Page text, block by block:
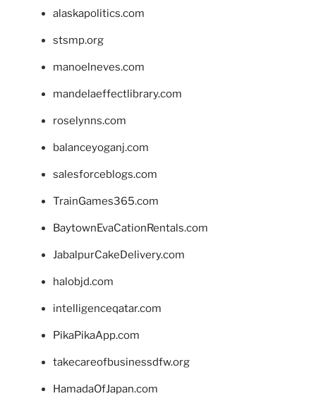
alaskapolitics.com
stsmp.org
manoelneves.com
mandelaeffectlibrary.com
roselynns.com
balanceyoganj.com
salesforceblogs.com
TrainGames365.com
BaytownEvaCationRentals.com
JabalpurCakeDelivery.com
halobjd.com
intelligenceqatar.com
PikaPikaApp.com
takecareofbusinessdfw.org
HamadaOfJapan.com